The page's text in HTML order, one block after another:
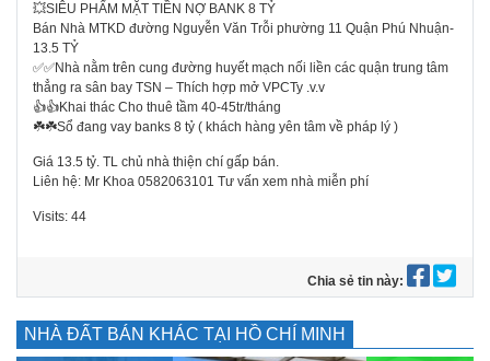
💥SIÊU PHẨM MẶT TIỀN NỢ BANK 8 TỶ
Bán Nhà MTKD đường Nguyễn Văn Trỗi phường 11 Quận Phú Nhuận-
13.5 TỶ
✅✅Nhà nằm trên cung đường huyết mạch nối liền các quận trung tâm
thẳng ra sân bay TSN – Thích hợp mở VPCTy .v.v
👍👍Khai thác Cho thuê tầm 40-45tr/tháng
☘️☘️Sổ đang vay banks 8 tỷ ( khách hàng yên tâm về pháp lý )
Giá 13.5 tỷ. TL chủ nhà thiện chí gấp bán.
Liên hệ: Mr Khoa 0582063101 Tư vấn xem nhà miễn phí
Visits: 44
Chia sẻ tin này:
NHÀ ĐẤT BÁN KHÁC TẠI HỒ CHÍ MINH